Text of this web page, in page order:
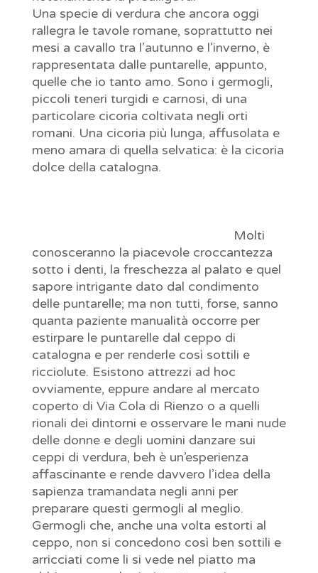
Una specie di verdura che ancora oggi
rallegra le tavole romane, soprattutto nei
mesi a cavallo tra l’autunno e l’inverno, è
rappresentata dalle puntarelle, appunto,
quelle che io tanto amo. Sono i germogli,
piccoli teneri turgidi e carnosi, di una
particolare cicoria coltivata negli orti
romani. Una cicoria più lunga, affusolata e
meno amara di quella selvatica: è la cicoria
dolce della catalogna.
Molti
conosceranno la piacevole croccantezza
sotto i denti, la freschezza al palato e quel
sapore intrigante dato dal condimento
delle puntarelle; ma non tutti, forse, sanno
quanta paziente manualità occorre per
estirpare le puntarelle dal ceppo di
catalogna e per renderle così sottili e
ricciolute. Esistono attrezzi ad hoc
ovviamente, eppure andare al mercato
coperto di Via Cola di Rienzo o a quelli
rionali dei dintorni e osservare le mani nude
delle donne e degli uomini danzare sui
ceppi di verdura, beh è un’esperienza
affascinante e rende davvero l’idea della
sapienza tramandata negli anni per
preparare questi germogli al meglio.
Germogli che, anche una volta estorti al
ceppo, non si concedono così ben sottili e
arricciati come li si vede nel piatto ma